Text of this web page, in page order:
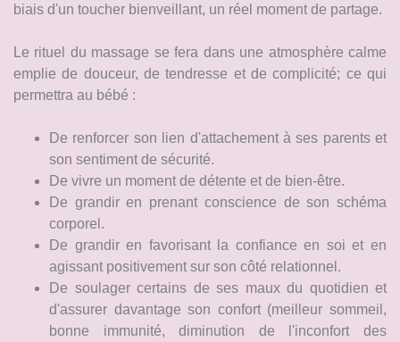
biais d'un toucher bienveillant, un réel moment de partage.
Le rituel du massage se fera dans une atmosphère calme
emplie de douceur, de tendresse et de complicité; ce qui
permettra au bébé :
De renforcer son lien d'attachement à ses parents et
son sentiment de sécurité.
De vivre un moment de détente et de bien-être.
De grandir en prenant conscience de son schéma
corporel.
De grandir en favorisant la confiance en soi et en
agissant positivement sur son côté relationnel.
De soulager certains de ses maux du quotidien et
d'assurer davantage son confort (meilleur sommeil,
bonne immunité, diminution de l'inconfort des